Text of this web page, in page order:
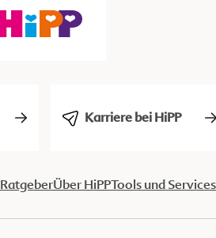
Karriere bei HiPP
RatgeberÜber HiPPTools und Services